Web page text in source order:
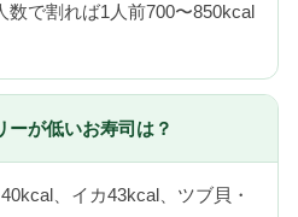
数で割れば1人前700〜850kcal
ーが低いお寿司は？
、イカ43kcal、ツブ貝・